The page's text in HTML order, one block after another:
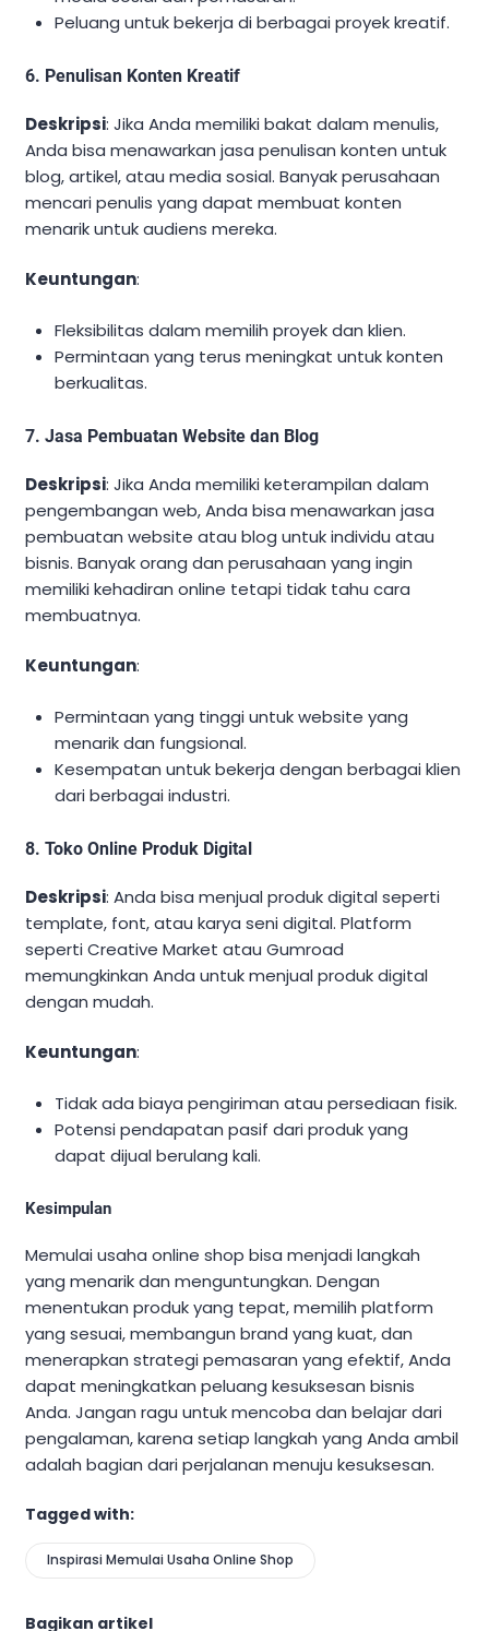
Peluang untuk bekerja di berbagai proyek kreatif.
6. Penulisan Konten Kreatif
Deskripsi: Jika Anda memiliki bakat dalam menulis,
Anda bisa menawarkan jasa penulisan konten untuk
blog, artikel, atau media sosial. Banyak perusahaan
mencari penulis yang dapat membuat konten
menarik untuk audiens mereka.
Keuntungan:
Fleksibilitas dalam memilih proyek dan klien.
Permintaan yang terus meningkat untuk konten
berkualitas.
7. Jasa Pembuatan Website dan Blog
Deskripsi: Jika Anda memiliki keterampilan dalam
pengembangan web, Anda bisa menawarkan jasa
pembuatan website atau blog untuk individu atau
bisnis. Banyak orang dan perusahaan yang ingin
memiliki kehadiran online tetapi tidak tahu cara
membuatnya.
Keuntungan:
Permintaan yang tinggi untuk website yang
menarik dan fungsional.
Kesempatan untuk bekerja dengan berbagai klien
dari berbagai industri.
8. Toko Online Produk Digital
Deskripsi: Anda bisa menjual produk digital seperti
template, font, atau karya seni digital. Platform
seperti Creative Market atau Gumroad
memungkinkan Anda untuk menjual produk digital
dengan mudah.
Keuntungan:
Tidak ada biaya pengiriman atau persediaan fisik.
Potensi pendapatan pasif dari produk yang
dapat dijual berulang kali.
Kesimpulan
Memulai usaha online shop bisa menjadi langkah
yang menarik dan menguntungkan. Dengan
menentukan produk yang tepat, memilih platform
yang sesuai, membangun brand yang kuat, dan
menerapkan strategi pemasaran yang efektif, Anda
dapat meningkatkan peluang kesuksesan bisnis
Anda. Jangan ragu untuk mencoba dan belajar dari
pengalaman, karena setiap langkah yang Anda ambil
adalah bagian dari perjalanan menuju kesuksesan.
Tagged with:
Inspirasi Memulai Usaha Online Shop
Bagikan artikel